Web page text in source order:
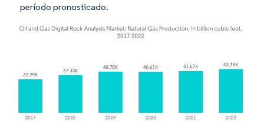
período pronosticado.